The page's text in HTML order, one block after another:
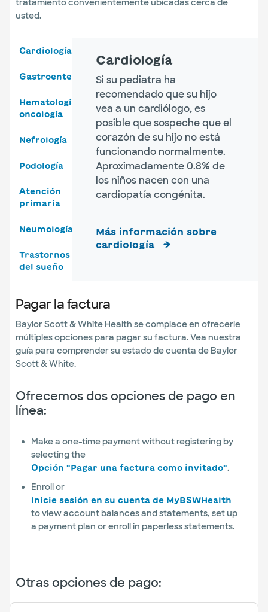
tratamiento convenientemente ubicadas cerca de
usted.
Cardiología
Gastroenterología
Hematología
oncología
Nefrología
Podología
Atención
primaria
Neumología
Trastornos
del sueño
Cardiología
Si su pediatra ha
recomendado que su hijo
vea a un cardiólogo, es
posible que sospeche que el
corazón de su hijo no está
funcionando normalmente.
Aproximadamente 0.8% de
los niños nacen con una
cardiopatía congénita.
Más información sobre
cardiología
Pagar la factura
Baylor Scott & White Health se complace en ofrecerle
múltiples opciones para pagar su factura. Vea nuestra
guía para comprender su estado de cuenta de Baylor
Scott & White.
Ofrecemos dos opciones de pago en
línea:
Make a one-time payment without registering by
selecting the
Opción "Pagar una factura como invitado".
Enroll or
Inicie sesión en su cuenta de MyBSWHealth
to view account balances and statements, set up
a payment plan or enroll in paperless statements.
Otras opciones de pago: